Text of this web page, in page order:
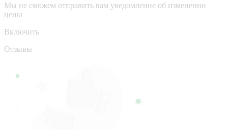
Мы не сможем отправить вам уведомление об изменении
цены
Включить
Отзывы